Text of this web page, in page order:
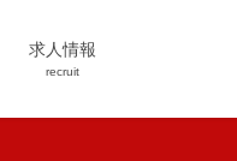
求人情報
recruit